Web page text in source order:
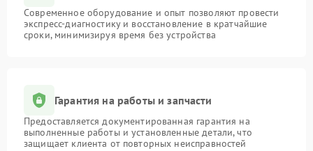
Современное оборудование и опыт позволяют провести
экспресс-диагностику и восстановление в кратчайшие
сроки, минимизируя время без устройства
Гарантия на работы и запчасти
Предоставляется документированная гарантия на
выполненные работы и установленные детали, что
защищает клиента от повторных неисправностей